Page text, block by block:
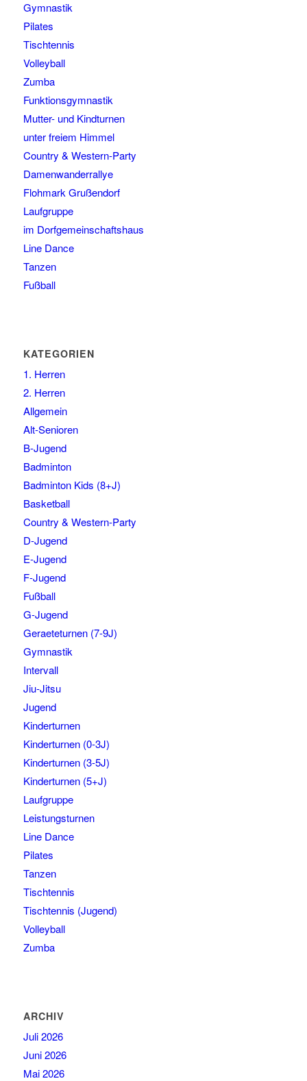
Gymnastik
Pilates
Tischtennis
Volleyball
Zumba
Funktionsgymnastik
Mutter- und Kindturnen
unter freiem Himmel
Country & Western-Party
Damenwanderrallye
Flohmark Grußendorf
Laufgruppe
im Dorfgemeinschaftshaus
Line Dance
Tanzen
Fußball
KATEGORIEN
1. Herren
2. Herren
Allgemein
Alt-Senioren
B-Jugend
Badminton
Badminton Kids (8+J)
Basketball
Country & Western-Party
D-Jugend
E-Jugend
F-Jugend
Fußball
G-Jugend
Geraeteturnen (7-9J)
Gymnastik
Intervall
Jiu-Jitsu
Jugend
Kinderturnen
Kinderturnen (0-3J)
Kinderturnen (3-5J)
Kinderturnen (5+J)
Laufgruppe
Leistungsturnen
Line Dance
Pilates
Tanzen
Tischtennis
Tischtennis (Jugend)
Volleyball
Zumba
ARCHIV
Juli 2026
Juni 2026
Mai 2026